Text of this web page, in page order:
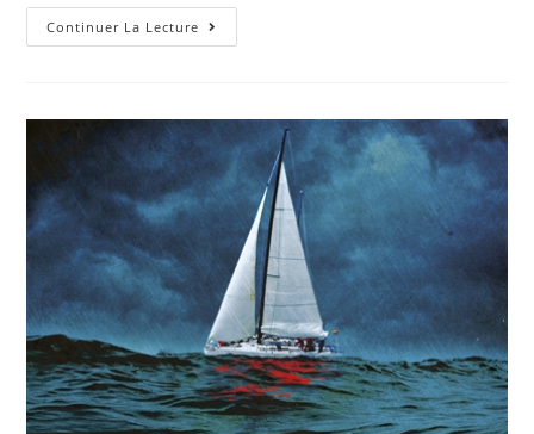
Continuer La Lecture